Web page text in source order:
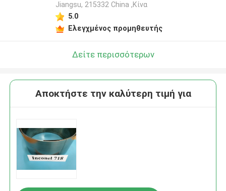
Jiangsu, 215332 China ,Κίνα
5.0
Ελεγχμένος προμηθευτής
Δείτε περισσότερων
Αποκτήστε την καλύτερη τιμή για